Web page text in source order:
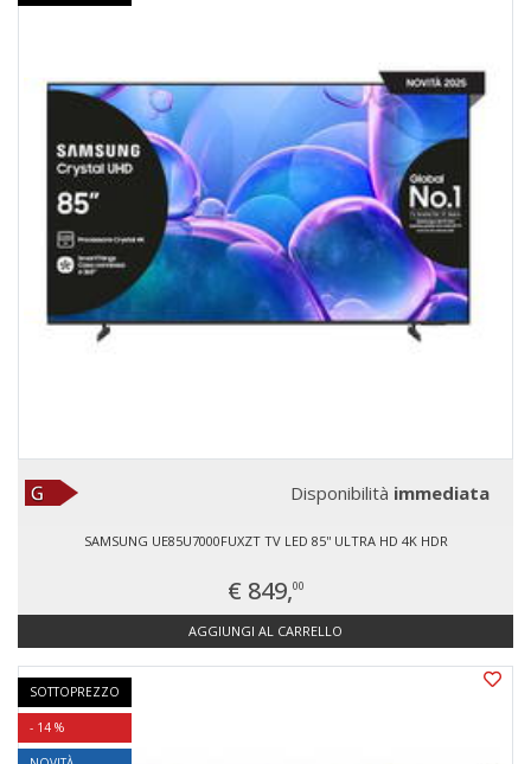
Disponibilità immediata
SAMSUNG UE85U7000FUXZT TV LED 85'' ULTRA HD 4K HDR
€ 849,00
AGGIUNGI AL CARRELLO
SOTTOPREZZO
- 14 %